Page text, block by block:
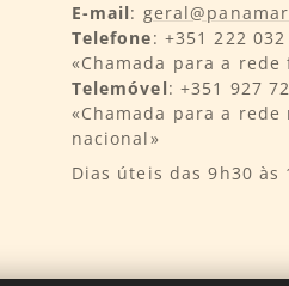
E-mail:
Telefone: +351 222 032
«Chamada para a rede
Telemóvel: +351 927
«Chamada para a rede
nacional»
Dias úteis das 9h30 às